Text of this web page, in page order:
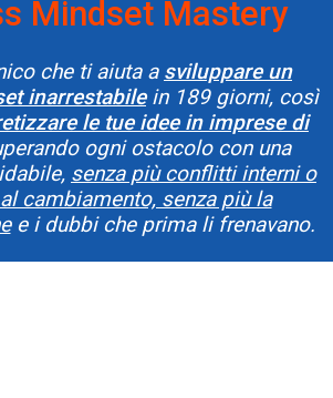
Mindset Mastery
che ti aiuta a sviluppare un
inarrestabilein 189 giorni, così
le tue idee in imprese di
ogni ostacolo con una
senza più conflitti interni o
cambiamento, senza più la
e i dubbi che prima li frenavano.